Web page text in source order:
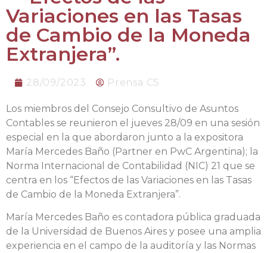
Variaciones en las Tasas
de Cambio de la Moneda
Extranjera”.
28/09/2023 Prensa CS
Los miembros del Consejo Consultivo de Asuntos
Contables se reunieron el jueves 28/09 en una sesión
especial en la que abordaron junto a la expositora
María Mercedes Baño (Partner en PwC Argentina); la
Norma Internacional de Contabilidad (NIC) 21 que se
centra en los “Efectos de las Variaciones en las Tasas
de Cambio de la Moneda Extranjera”.
María Mercedes Baño es contadora pública graduada
de la Universidad de Buenos Aires y posee una amplia
experiencia en el campo de la auditoría y las Normas